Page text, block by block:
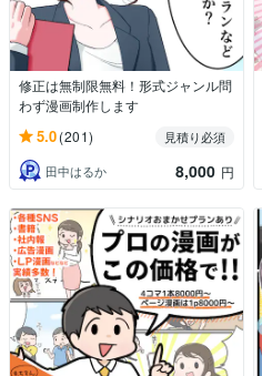
修正は無制限無料！形式ジャンル問
わず漫画制作します
5.0(201)
見積り必須
田中はるか
8,000 円